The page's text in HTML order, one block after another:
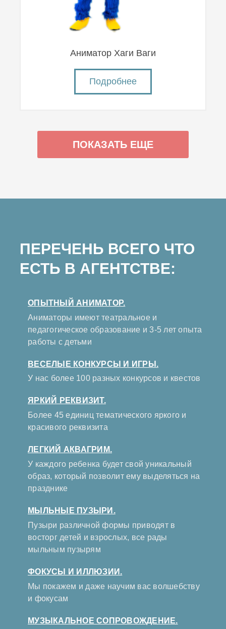
Аниматор Хаги Ваги
Подробнее
ПОКАЗАТЬ ЕЩЕ
ПЕРЕЧЕНЬ ВСЕГО ЧТО
ЕСТЬ В АГЕНТСТВЕ:
ОПЫТНЫЙ АНИМАТОР.
Аниматоры имеют театральное и
педагогическое образование и 3-5 лет опыта
работы с детьми
ВЕСЕЛЫЕ КОНКУРСЫ И ИГРЫ.
У нас более 100 разных конкурсов и квестов
ЯРКИЙ РЕКВИЗИТ.
Более 45 единиц тематического яркого и
красивого реквизита
ЛЕГКИЙ АКВАГРИМ.
У каждого ребенка будет свой уникальный
образ, который позволит ему выделяться на
празднике
МЫЛЬНЫЕ ПУЗЫРИ.
Пузыри различной формы приводят в
восторг детей и взрослых, все рады
мыльным пузырям
ФОКУСЫ И ИЛЛЮЗИИ.
Мы покажем и даже научим вас волшебству
и фокусам
МУЗЫКАЛЬНОЕ СОПРОВОЖДЕНИЕ.